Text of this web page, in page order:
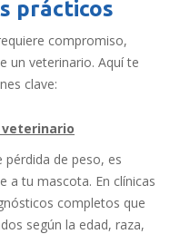
prácticos
compromiso,
un veterinario. Aquí te
clave:
pérdida de peso, es
a tu mascota. En clínicas
completos que
según la edad, raza,